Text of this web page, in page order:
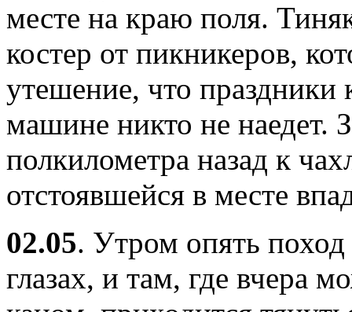
месте на краю поля.
костер от пикникеров,
утешение, что праздники
машине никто не наедет.
полкилометра назад к
отстоявшейся в месте
02.05. Утром опять поход
глазах, и там, где вчера